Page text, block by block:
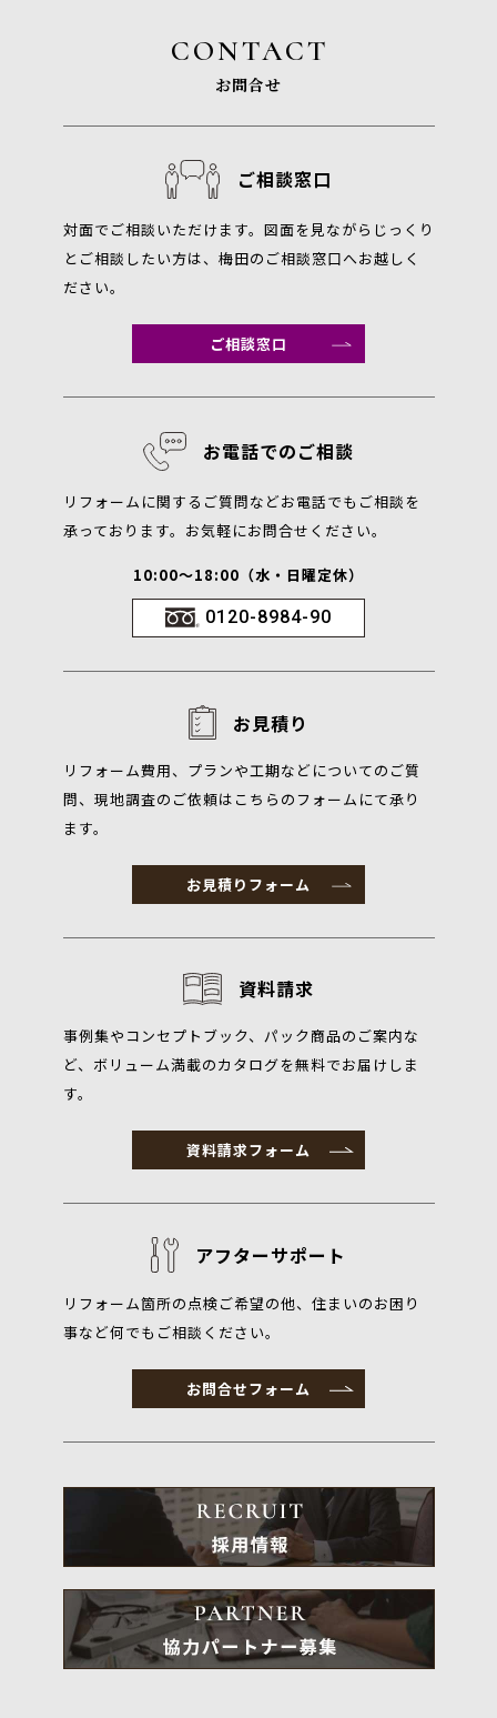
CONTACT
お問合せ
ご相談窓口
対面でご相談いただけます。図面を見ながらじっくり
とご相談したい方は、梅田のご相談窓口へお越しく
ださい。
ご相談窓口
お電話でのご相談
リフォームに関するご質問などお電話でもご相談を
承っております。お気軽にお問合せください。
10:00～18:00（水・日曜定休）
0120-8984-90
お見積り
リフォーム費用、プランや工期などについてのご質
問、現地調査のご依頼はこちらのフォームにて承り
ます。
お見積りフォーム
資料請求
事例集やコンセプトブック、パック商品のご案内な
ど、ボリューム満載のカタログを無料でお届けしま
す。
資料請求フォーム
アフターサポート
リフォーム箇所の点検ご希望の他、住まいのお困り
事など何でもご相談ください。
お問合せフォーム